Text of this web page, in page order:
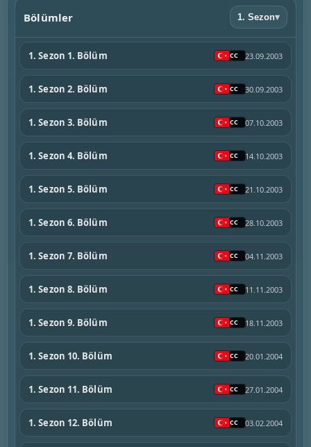
Bölümler 1. Sezon▾
1. Sezon 1. Bölüm 23.09.2003
1. Sezon 2. Bölüm 30.09.2003
1. Sezon 3. Bölüm 07.10.2003
1. Sezon 4. Bölüm 14.10.2003
1. Sezon 5. Bölüm 21.10.2003
1. Sezon 6. Bölüm 28.10.2003
1. Sezon 7. Bölüm 04.11.2003
1. Sezon 8. Bölüm 11.11.2003
1. Sezon 9. Bölüm 18.11.2003
1. Sezon 10. Bölüm 20.01.2004
1. Sezon 11. Bölüm 27.01.2004
1. Sezon 12. Bölüm 03.02.2004